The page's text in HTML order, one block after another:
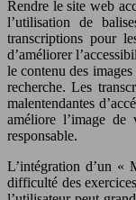
Rendre le site web
l’utilisation de
transcriptions pour
d’améliorer
le contenu des
recherche. Les
malentendantes
améliore l’image
responsable.
L’intégration d’un «
difficulté des